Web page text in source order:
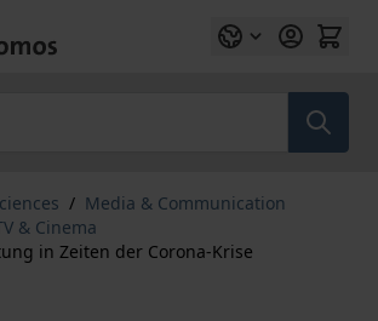
/ Media & Communication
& Cinema
in Zeiten der Corona-Krise